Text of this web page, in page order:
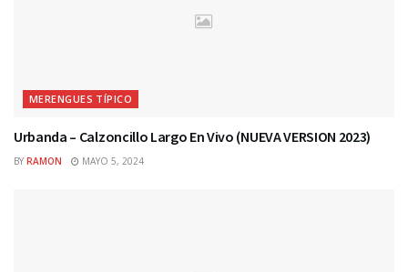
MERENGUES TÍPICO
Urbanda – Calzoncillo Largo En Vivo (NUEVA VERSION 2023)
BY RAMON MAYO 5, 2024